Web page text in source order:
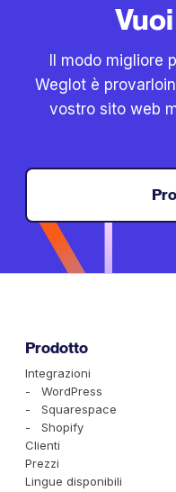
Il modo migliore
Weglot è
vostro sito web
Prodotto
Integrazioni
- WordPress
- Squarespace
- Shopify
Clienti
Prezzi
Lingue disponibili